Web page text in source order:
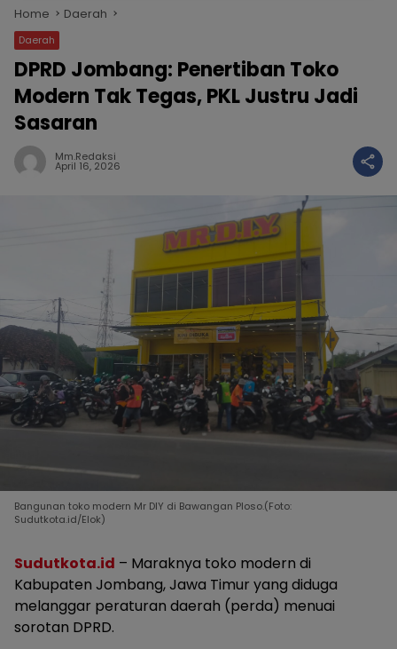
Home Daerah
Daerah
DPRD Jombang: Penertiban Toko
Modern Tak Tegas, PKL Justru Jadi
Sasaran
Mm.redaksi
April 16, 2026
Bangunan toko modern Mr DIY di Bawangan Ploso.(Foto:
Sudutkota.id/Elok)
Sudutkota.id – Maraknya toko modern di
Kabupaten Jombang, Jawa Timur yang diduga
melanggar peraturan daerah (perda) menuai
sorotan DPRD.